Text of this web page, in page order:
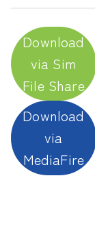
Download
via Sim
File Share
Download
via
MediaFire